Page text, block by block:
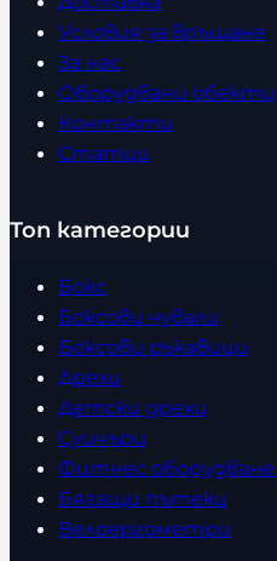
Условия за връщане
За нас
Оборудвани обекти
Контакти
Статии
Топ категории
Бокс
Боксови чували
Боксови ръкавици
Дрехи
Детски дрехи
Суичъри
Фитнес оборудване
Бягащи пътеки
Велоергометри